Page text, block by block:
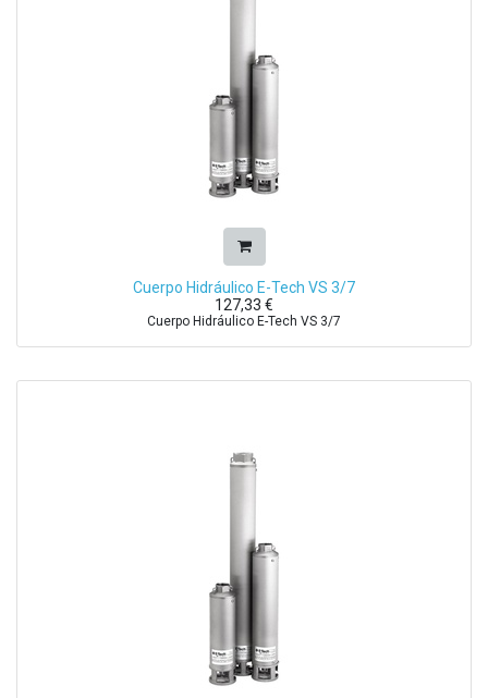
Cuerpo Hidráulico E-Tech VS 3/7
127,33 €
Cuerpo Hidráulico E-Tech VS 3/7